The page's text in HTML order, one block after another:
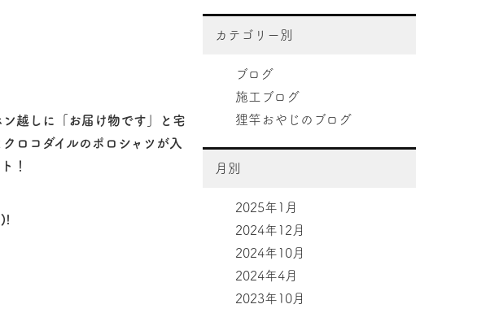
越しに「お届け物です」と宅
ロコダイルのポロシャツが入
！
カテゴリー別
ブログ
施工ブログ
狸竿おやじのブログ
月別
2025年1月
2024年12月
2024年10月
2024年4月
2023年10月